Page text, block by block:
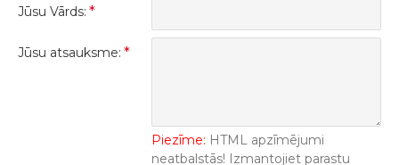
Jūsu Vārds:
Jūsu atsauksme:
Piezīme: HTML apzīmējumi
neatbalstās! Izmantojiet parastu